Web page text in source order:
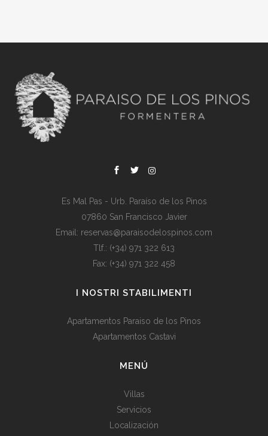
Es Mal Pas - Urb. Paraíso de los Pinos
07860 San Francisco Javier
Email: reservas@paraisodelospinos.com
Tlf.: (+34) 971 322 613
Fax: (+34) 971 322 458
I NOSTRI STABILIMENTI
Apartamentos Paraiso de los Pinos
Apartamentos Castavi
MENÚ
Villas
Servicios
Localización